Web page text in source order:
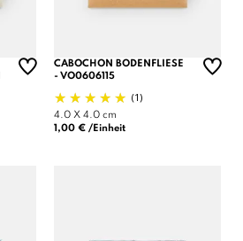
CABOCHON BODENFLIESE
- VO0606115
(1)
4.0 X 4.0 cm
1,00 € /Einheit